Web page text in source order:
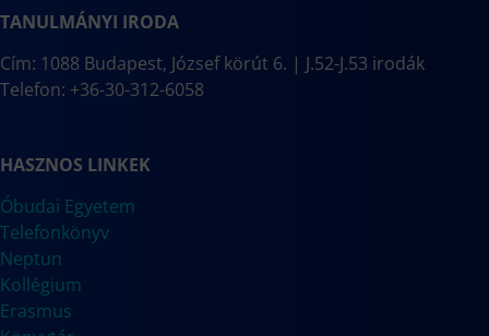
TANULMÁNYI IRODA
Cím: 1088 Budapest, József körút 6. | J.52-J.53 irodák
Telefon: +36-30-312-6058
HASZNOS LINKEK
Óbudai Egyetem
Telefonkönyv
Neptun
Kollégium
Erasmus